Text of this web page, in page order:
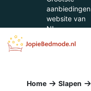
aanbiedingen
website van
NL
Home Slapen